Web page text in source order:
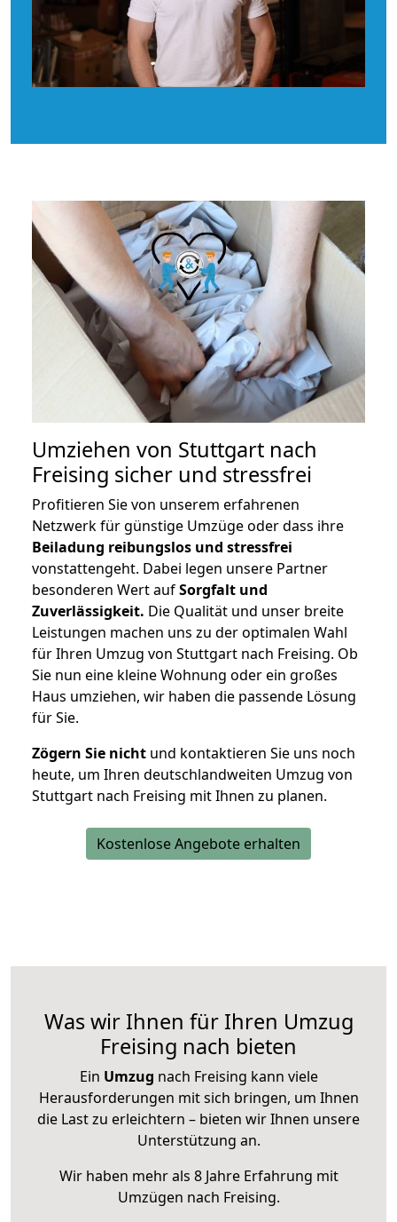
Umziehen von Stuttgart nach
Freising sicher und stressfrei
Profitieren Sie von unserem erfahrenen
Netzwerk für günstige Umzüge oder dass ihre
Beiladung reibungslos und stressfrei
vonstattengeht. Dabei legen unsere Partner
besonderen Wert aufSorgfalt und
Zuverlässigkeit. Die Qualität und unser breite
Leistungen machen uns zu der optimalen Wahl
für Ihren Umzug von Stuttgart nach Freising. Ob
Sie nun eine kleine Wohnung oder ein großes
Haus umziehen, wir haben die passende Lösung
für Sie.
Zögern Sie nicht und kontaktieren Sie uns noch
heute, um Ihren deutschlandweiten Umzug von
Stuttgart nach Freising mit Ihnen zu planen.
Kostenlose Angebote erhalten
Was wir Ihnen für Ihren Umzug
Freising nach bieten
Ein Umzug nach Freising kann viele
Herausforderungen mit sich bringen, um Ihnen
die Last zu erleichtern – bieten wir Ihnen unsere
Unterstützung an.
Wir haben mehr als 8 Jahre Erfahrung mit
Umzügen nach Freising.